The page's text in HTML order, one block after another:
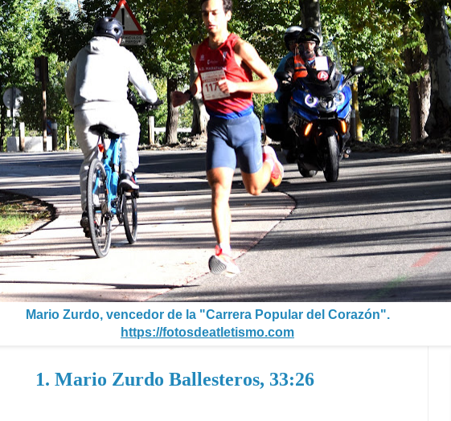
Mario Zurdo, vencedor de la "Carrera Popular del Corazón".
https://fotosdeatletismo.com
1. Mario Zurdo Ballesteros, 33:26